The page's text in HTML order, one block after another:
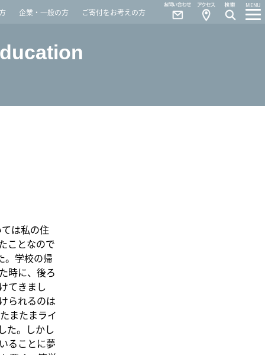
企業・一般の方 ご寄付をお考えの方
MENU
Access
Contact
は私の住
ことなので
。学校の帰
時に、後ろ
てきまし
られるのは
またまライ
た。しかし
ることに夢